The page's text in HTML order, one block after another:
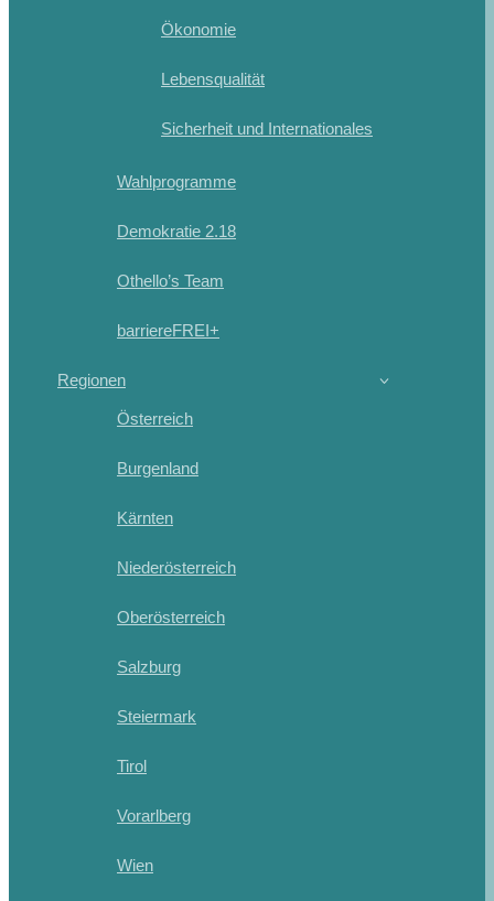
Ökonomie
Lebensqualität
Sicherheit und Internationales
Wahlprogramme
Demokratie 2.18
Othello’s Team
barriereFREI+
Regionen
Österreich
Burgenland
Kärnten
Niederösterreich
Oberösterreich
Salzburg
Steiermark
Tirol
Vorarlberg
Wien